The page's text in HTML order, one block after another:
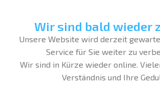
Wir sind bald wieder
Unsere Website wird derzeit
Service für Sie weiter zu
Wir sind in Kürze wieder online.
Verständnis und Ihre